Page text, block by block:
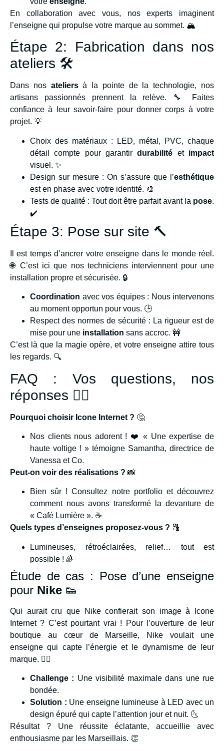
En collaboration avec vous, nos experts imaginent
l’enseigne qui propulse votre marque au sommet. 🏔️
Étape 2: Fabrication dans nos
ateliers 🛠️
Dans nos ateliersà la pointe de la technologie, nos
artisans passionnés prennent la relève. 🔧 Faites
confiance à leur savoir-faire pour donner corps à votre
projet. 💡
Choix des matériaux : LED, métal, PVC, chaque
détail compte pour garantirdurabilité et impact
visuel. ✨
Design sur mesure : On s’assure que l’esthétique
est en phase avec votre identité. 🎨
Tests de qualité : Tout doit être parfait avant la pose.
✔️
Étape 3: Pose sur site 🔨
Il est temps d’ancrer votre enseigne dans le monde réel.
🌐 C’est ici que nos techniciens interviennent pour une
installation propre et sécurisée. 🔒
Coordination avec vos équipes : Nous intervenons
au moment opportun pour vous. 🕒
Respect des normes de sécurité : La rigueur est de
mise pour une installation sans accroc. 🚧
C’est là que la magie opère, et votre enseigne attire tous
les regards. 🔍
FAQ : Vos questions, nos
réponses 🙋‍♂️
Pourquoi choisir Icone Internet ? 🤔
Nos clients nous adorent ! ❤️ « Une expertise de
haute voltige ! » témoigne Samantha, directrice de
Vanessa et Co.
Peut-on voir des réalisations ? 📸
Bien sûr ! Consultez notre portfolio et découvrez
comment nous avons transformé la devanture de
« Café Lumière ». ☕
Quels types d’enseignes proposez-vous ? 🔠
Lumineuses, rétroéclairées, relief… tout est
possible ! 🌈
Étude de cas : Pose d’une enseigne
pour Nike 👟
Qui aurait cru que Nike confierait son image à Icone
Internet ? C’est pourtant vrai ! Pour l’ouverture de leur
boutique au cœur de Marseille, Nike voulait une
enseigne qui capte l’énergie et le dynamisme de leur
marque. 🏃‍♂️
Challenge : Une visibilité maximale dans une rue
bondée.
Solution : Une enseigne lumineuse à LED avec un
design épuré qui capte l’attention jour et nuit. 🌜
Résultat ? Une réussite éclatante, accueillie avec
enthousiasme par les Marseillais. 👏